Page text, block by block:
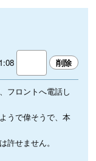
フロントへ電話し
うで偉そうで、本
許せません。